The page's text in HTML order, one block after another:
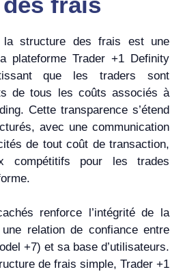
la structure des frais est une
plateforme Trader +1 Definity
que les traders sont
de tous les coûts associés à
Cette transparence s’étend
avec une communication
de tout coût de transaction,
compétitifs pour les trades
renforce l’intégrité de la
relation de confiance entre
+7) et sa base d’utilisateurs.
de frais simple, Trader +1